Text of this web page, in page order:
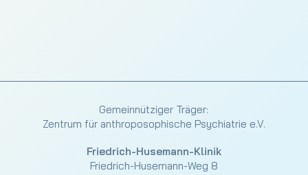
Gemeinnütziger Träger:
Zentrum für anthroposophische Psychiatrie e.V.
Friedrich-Husemann-Klinik
Friedrich-Husemann-Weg 8